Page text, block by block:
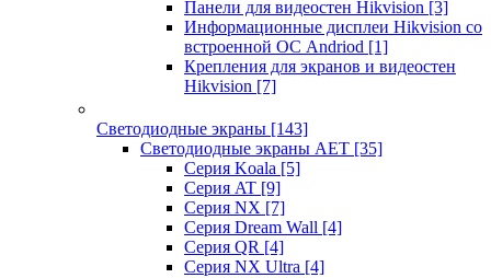
Панели для видеостен Hikvision [3]
Информационные дисплеи Hikvision со
встроенной ОС Andriod [1]
Крепления для экранов и видеостен
Hikvision [7]
Светодиодные экраны [143]
Светодиодные экраны AET [35]
Cерия Koala [5]
Серия AT [9]
Серия NX [7]
Серия Dream Wall [4]
Серия QR [4]
Серия NX Ultra [4]